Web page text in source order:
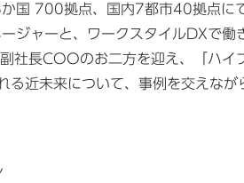
国 700拠点、国内7都市40拠点に
ジャーと、ワークスタイルDXで
社長COOのお二方を迎え、「ハイ
る近未来について、事例を交えなが